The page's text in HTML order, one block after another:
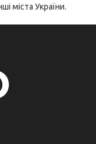
міста України.